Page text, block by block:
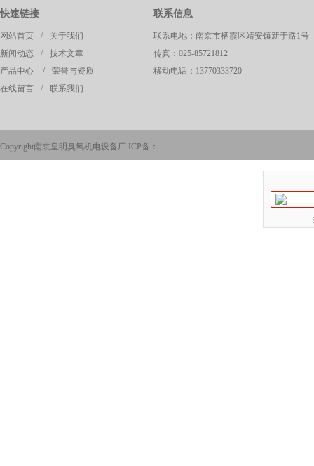
页
快速链接
网站首页 /
关于我们
新闻动态
/
技术文章
产品中心
/
荣誉与资质
在线留言
/ 联系我们
联系信息
联系电地：南京市栖霞区靖安镇新于路1号
传真：025-85721812
移动电话：13770333720
Copyright南京皇明臭氧机电设备厂 ICP备：